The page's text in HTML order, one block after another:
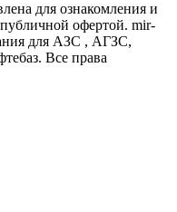
для ознакомления и
офертой. mir-
для АЗС , АГЗС,
Все права